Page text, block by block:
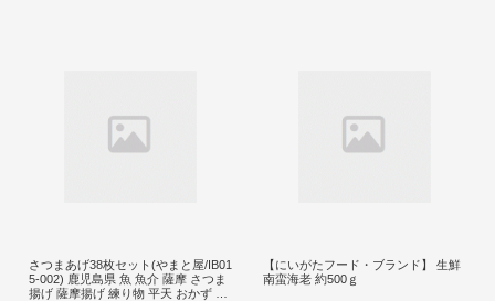
さつまあげ38枚セット(やまと屋/IB01
5-002) 鹿児島県 魚 魚介 薩摩 さつま
揚げ 薩摩揚げ 練り物 平天 おかず 弁
【にいがたフード・ブランド】 生鮮
南蛮海老 約500ｇ